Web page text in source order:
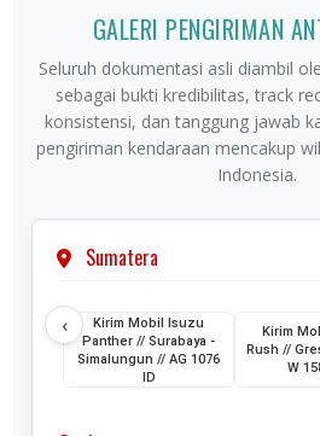
GALERI PENGIRIMAN
Seluruh dokumentasi asli diambil
sebagai bukti kredibilitas, track
konsistensi, dan tanggung jawab
pengiriman kendaraan mencakup
Indonesia.
Sumatera
‹
Kirim Mobil Isuzu
Panther // Surabaya -
Simalungun // AG 1076
ID
Kirim
Rush //
W